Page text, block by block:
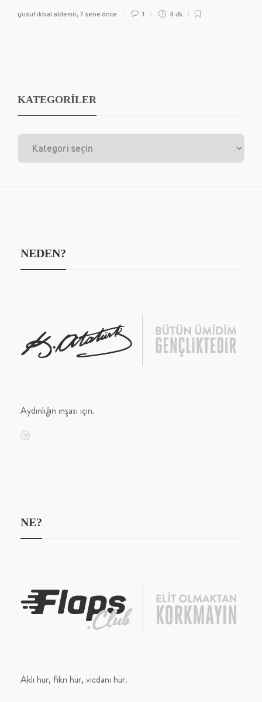
yusuf ikbal aldemir, 7 sene önce 1 8 dk
KATEGORİLER
NEDEN?
Aydınlığın inşası için.
NE?
Aklı hür, fikri hür, vicdanı hür.